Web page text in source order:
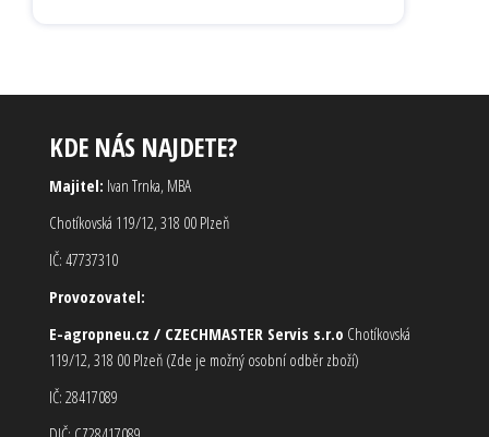
KDE NÁS NAJDETE?
Majitel: Ivan Trnka, MBA
Chotíkovská 119/12, 318 00 Plzeň
IČ: 47737310
Provozovatel:
E-agropneu.cz / CZECHMASTER Servis s.r.o Chotíkovská
119/12, 318 00 Plzeň (Zde je možný osobní odběr zboží)
IČ: 28417089